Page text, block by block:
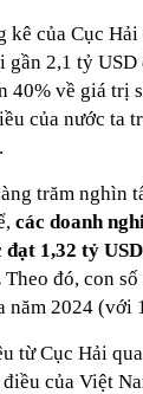
kê của Cục
gần 2,1 tỷ
40% về giá trị
của nước ta
trăm nghìn
các doanh
1,32 tỷ
Theo đó, con
năm 2024 (với
từ Cục Hải
của Việt